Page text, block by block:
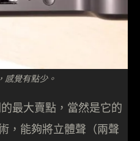
感覺有點少。
最大賣點，當然是它的
，能夠將立體聲（兩聲